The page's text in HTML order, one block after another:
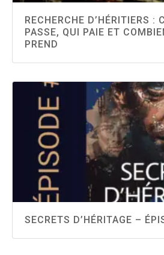
RECHERCHE D’HÉRITIERS :
PASSE, QUI PAIE ET
PREND
SECRETS D’HÉRITAGE –